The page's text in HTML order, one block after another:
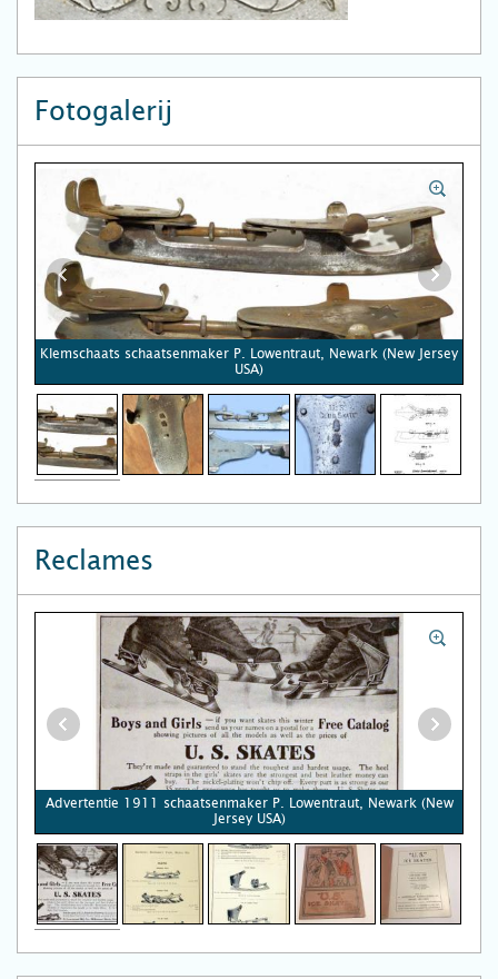
Fotogalerij
Klemschaats schaatsenmaker P. Lowentraut, Newark (New Jersey
USA)
Reclames
Advertentie 1911 schaatsenmaker P. Lowentraut, Newark (New
Jersey USA)